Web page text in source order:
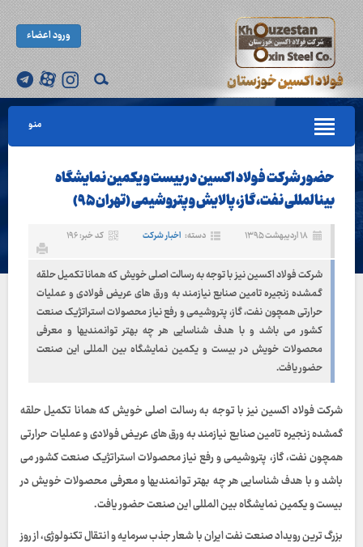
ورود اعضاء
منو
حضور شرکت فولاد اکسین در بیست و یکمین نمایشگاه
بین‎المللی نفت، گاز، پالایش و پتروشیمی (تهران ۹۵)
۱۸ اردیبهشت ۱۳۹۵ دسته: اخبار شرکت کد خبر: ۱۹۶
شرکت فولاد اکسین نیز با توجه به رسالت اصلی خویش که همانا تکمیل حلقه
گمشده زنجیره تامین صنایع نیازمند به ورق های عریض فولادی و عملیات
حرارتی همچون نفت، گاز، پتروشیمی و رفع نیاز محصولات استراتژیک صنعت
کشور می باشد و با هدف شناسایی هر چه بهتر توانمندیها و معرفی
محصولات خویش در بیست و یکمین نمایشگاه بین المللی این صنعت
حضور یافت.
شرکت فولاد اکسین نیز با توجه به رسالت اصلی خویش که همانا تکمیل حلقه
گمشده زنجیره تامین صنایع نیازمند به ورق های عریض فولادی و عملیات حرارتی
همچون نفت، گاز، پتروشیمی و رفع نیاز محصولات استراتژیک صنعت کشور می
باشد و با هدف شناسایی هر چه بهتر توانمندیها و معرفی محصولات خویش در
بیست و یکمین نمایشگاه بین المللی این صنعت حضور یافت.
بزرگ ترین رویداد صنعت نفت ایران با شعار جذب سرمایه و انتقال تکنولوژی، از روز